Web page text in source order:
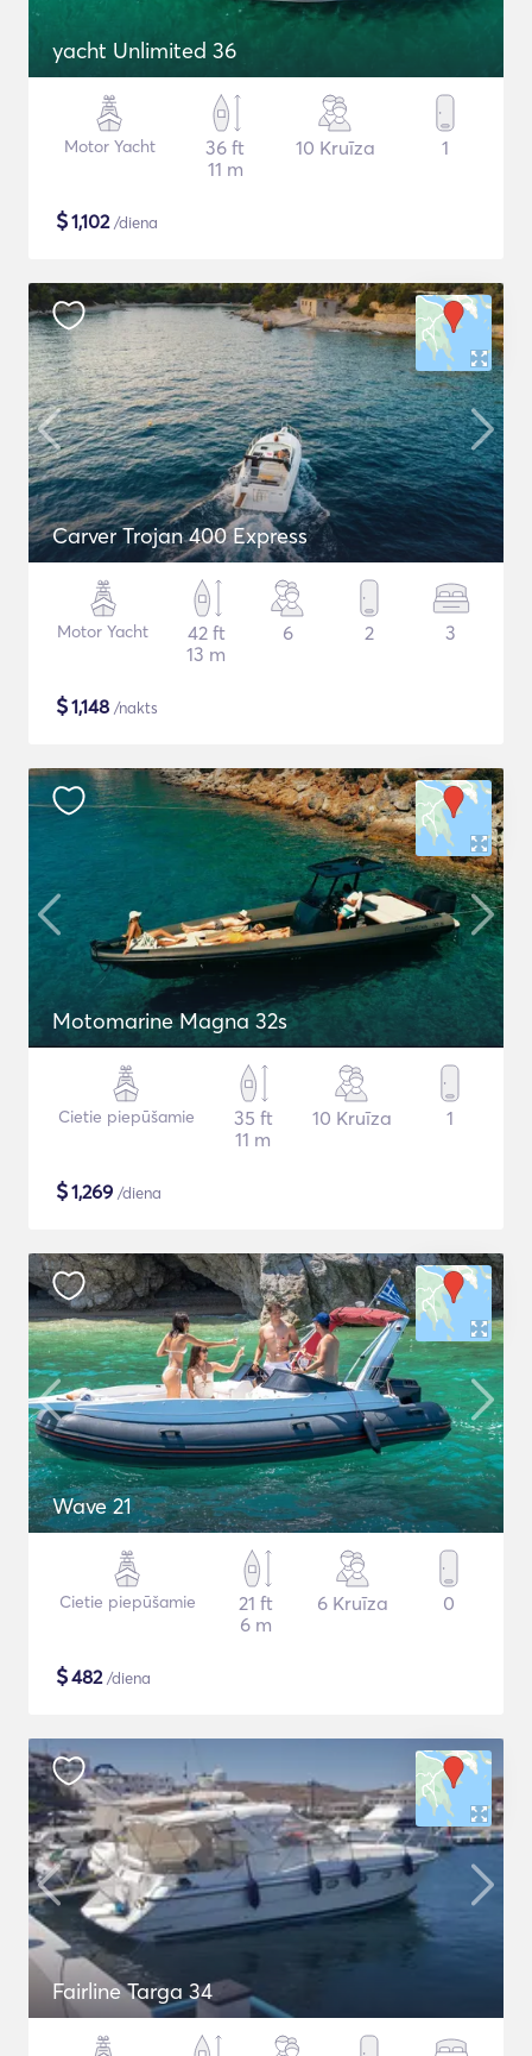
yacht Unlimited 36
Motor Yacht
36 ft
11 m
10 Kruīza 1
$1,102/diena
Carver Trojan 400 Express
Motor Yacht
42 ft
13 m
6 2 3
$1,148 /nakts
Motomarine Magna 32s
Cietie piepūšamie
35 ft
11 m
10 Kruīza 1
$1,269 /diena
Wave 21
Cietie piepūšamie
21 ft
6 m
6 Kruīza 0
$482/diena
Fairline Targa 34